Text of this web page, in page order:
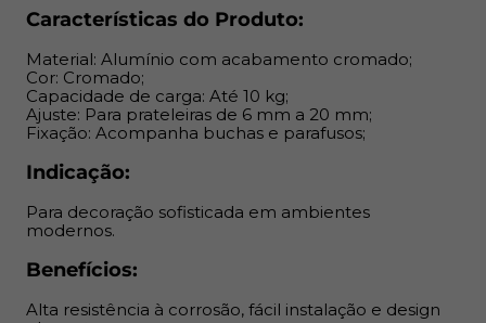
Características do Produto:
Material: Alumínio com acabamento cromado;
Cor: Cromado;
Capacidade de carga: Até 10 kg;
Ajuste: Para prateleiras de 6 mm a 20 mm;
Fixação: Acompanha buchas e parafusos;
Indicação:
Para decoração sofisticada em ambientes
modernos.
Benefícios:
Alta resistência à corrosão, fácil instalação e design